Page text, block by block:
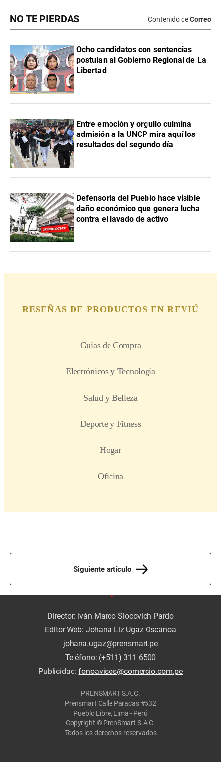
NO TE PIERDAS Contenido deCorreo
Ocho candidatos con sentencias
postulan al Gobierno Regional de La
Libertad
Entre emoción y orgullo culmina
admisión a la UNCP mira aquí los
resultados del segundo día
Defensoría del Pueblo hace visible
daño económico que genera lucha
contra el lavado de activo
Siguiente artículo
Director: Iván Marco Slocovich Pardo
Editor Web: Johana Liz Ugaz Oscanoa
johana.ugaz@prensmart.pe
Teléfono: (+511) 311 6500
Publicidad:fonoavisos@comercio.com.pe
PRENSMART S.A.C.
Prensmart Calle Paracas #532
Pueblo Libre, Lima - Perú
Copyright © PrenSmart S.A.C.
Todos los derechos reservados